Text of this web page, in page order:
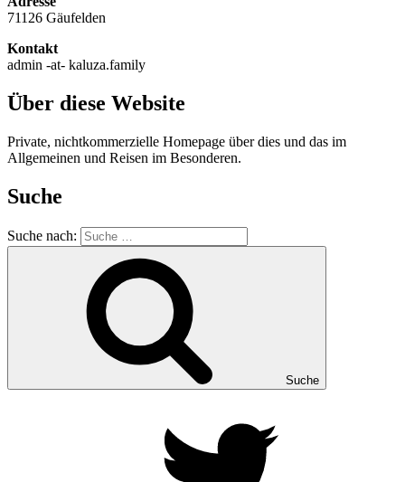
71126 Gäufelden
Kontakt
admin -at- kaluza.family
Über diese Website
Private, nichtkommerzielle Homepage über dies und das im
Allgemeinen und Reisen im Besonderen.
Suche
Suche nach:
Suche